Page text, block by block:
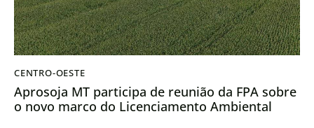
CENTRO-OESTE
Aprosoja MT participa de reunião da FPA sobre
o novo marco do Licenciamento Ambiental